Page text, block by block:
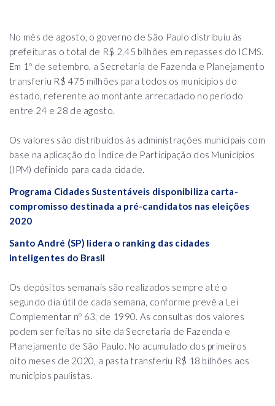
No mês de agosto, o governo de São Paulo distribuiu às
prefeituras o total de R$ 2,45 bilhões em repasses do ICMS.
Em 1º de setembro, a Secretaria de Fazenda e Planejamento
transferiu R$ 475 milhões para todos os municípios do
estado, referente ao montante arrecadado no período
entre 24 e 28 de agosto.
Os valores são distribuídos às administrações municipais com
base na aplicação do Índice de Participação dos Municípios
(IPM) definido para cada cidade.
Programa Cidades Sustentáveis disponibiliza carta-
compromisso destinada a pré-candidatos nas eleições
2020
Santo André (SP) lidera o ranking das cidades
inteligentes do Brasil
Os depósitos semanais são realizados sempre até o
segundo dia útil de cada semana, conforme prevê a Lei
Complementar nº 63, de 1990. As consultas dos valores
podem ser feitas no site da Secretaria de Fazenda e
Planejamento de São Paulo. No acumulado dos primeiros
oito meses de 2020, a pasta transferiu R$ 18 bilhões aos
municípios paulistas.